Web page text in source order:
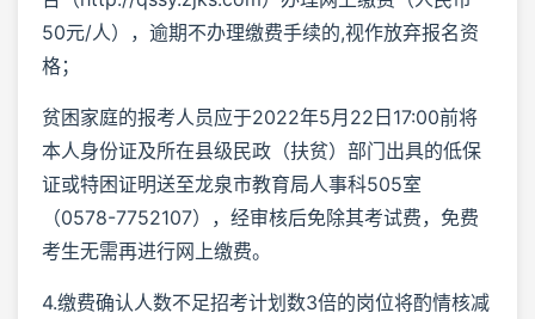
50元/人），逾期不办理缴费手续的,视作放弃报名资
格；
贫困家庭的报考人员应于2022年5月22日17:00前将
本人身份证及所在县级民政（扶贫）部门出具的低保
证或特困证明送至龙泉市教育局人事科505室
（0578-7752107），经审核后免除其考试费，免费
考生无需再进行网上缴费。
4.缴费确认人数不足招考计划数3倍的岗位将酌情核减